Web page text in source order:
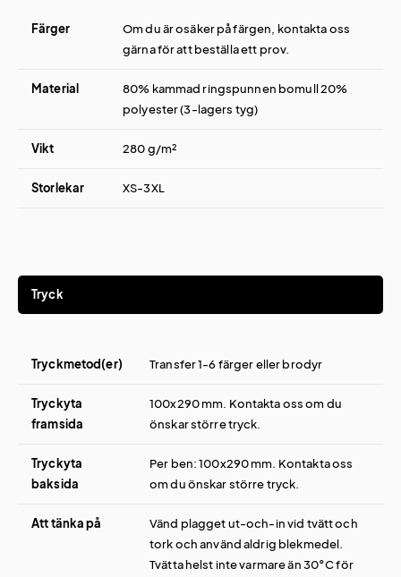
Färger
Om du är osäker på färgen, kontakta oss
gärna för att beställa ett prov.
Material
80% kammad ringspunnen bomull 20%
polyester (3-lagers tyg)
Vikt 280 g/m²
Storlekar XS-3XL
Tryck
Tryckmetod(er) Transfer 1-6 färger eller brodyr
Tryckyta
framsida
100x290 mm. Kontakta oss om du
önskar större tryck.
Tryckyta
baksida
Per ben: 100x290 mm. Kontakta oss
om du önskar större tryck.
Att tänka på
Vänd plagget ut-och-in vid tvätt och
tork och använd aldrig blekmedel.
Tvätta helst inte varmare än 30°C för